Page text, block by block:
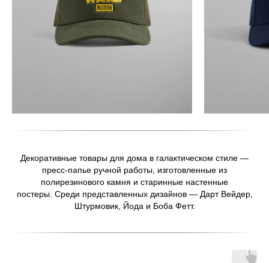
Декоративные товары для дома в галактическом стиле —
пресс-папье ручной работы, изготовленные из
полирезинового камня и старинные настенные
постеры. Среди представленных дизайнов — Дарт Вейдер,
Штурмовик, Йода и Боба Фетт.